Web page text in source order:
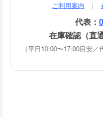
ご利用案内 ｜
代表：
在庫確認（直
（平日10:00〜17:00目安